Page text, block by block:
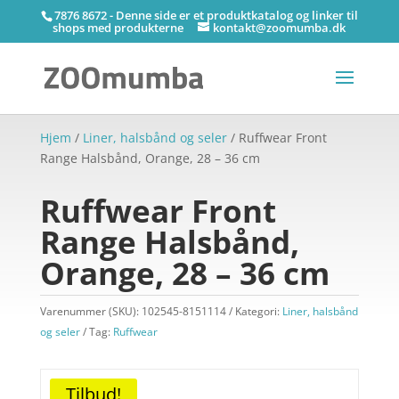
7876 8672 - Denne side er et produktkatalog og linker til
shops med produkterne kontakt@zoomumba.dk
Hjem / Liner, halsbånd og seler/ Ruffwear Front
Range Halsbånd, Orange, 28 – 36 cm
Ruffwear Front
Range Halsbånd,
Orange, 28 – 36 cm
Varenummer (SKU): 102545-8151114 Kategori: Liner, halsbånd
og seler
Tag: Ruffwear
Tilbud!